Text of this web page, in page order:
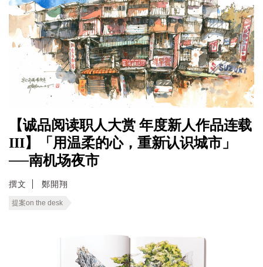
【诚品阅读职人大赏 年度新人作品连载
III】「用温柔的心，重新认识城市」
──南机场夜市
撰文 鄭開翔
提案on the desk